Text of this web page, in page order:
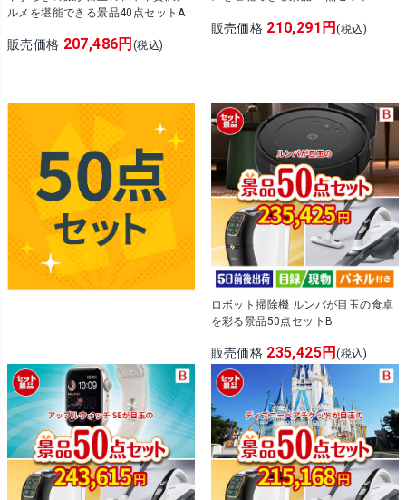
ルメを堪能できる景品40点セットA
販売価格 207,486円 (税込)
販売価格 210,291円(税込)
ロボット掃除機 ルンバが目玉の食卓
を彩る景品50点セットB
販売価格 235,425円(税込)